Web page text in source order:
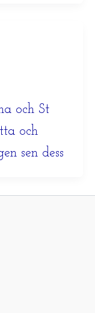
och St
och
sen dess